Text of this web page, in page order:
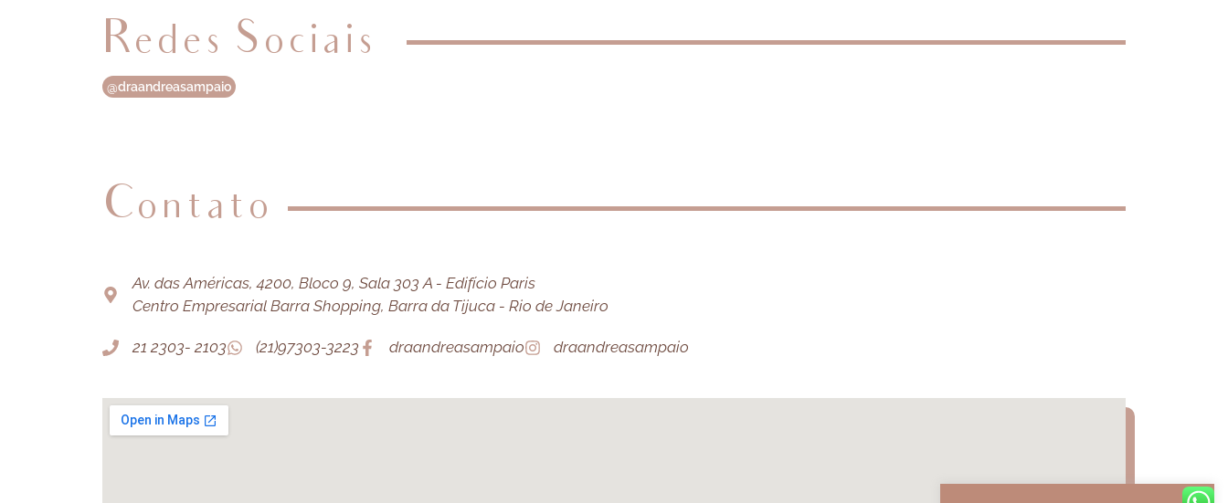
Redes Sociais
@draandreasampaio
Contato
Av. das Américas, 4200, Bloco 9, Sala 303 A - Edifício Paris
Centro Empresarial Barra Shopping, Barra da Tijuca - Rio de Janeiro
21 2303- 2103 (21)97303-3223 draandreasampaio draandreasampaio